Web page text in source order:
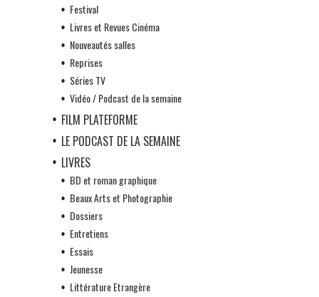
Festival
Livres et Revues Cinéma
Nouveautés salles
Reprises
Séries TV
Vidéo / Podcast de la semaine
FILM PLATEFORME
LE PODCAST DE LA SEMAINE
LIVRES
BD et roman graphique
Beaux Arts et Photographie
Dossiers
Entretiens
Essais
Jeunesse
Littérature Etrangère